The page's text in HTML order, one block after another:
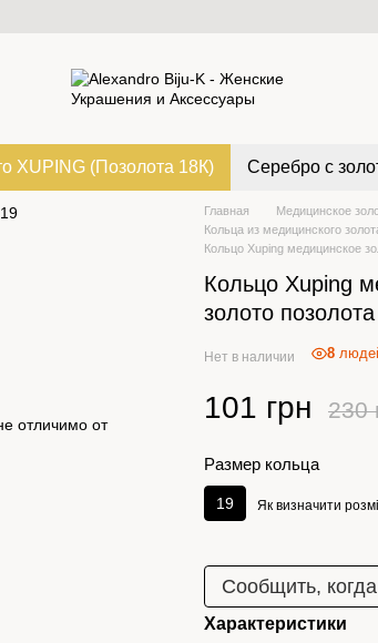
XUPING (Позолота 18К) Серебро с
отличимо от
Главная
Медицинское
Кольца из медицинского
Кольцо Xuping медицинское
Кольцо Xuping
золото
Нет в наличии 8
101 грн 230
Размер кольца
19 Як визначити
Сообщить,
Характеристики